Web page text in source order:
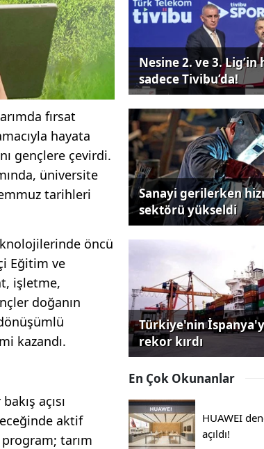
fırsat
hayata
gençlere çevirdi.
üniversite
tarihleri
öncü
Eğitim ve
işletme,
doğanın
kazandı.
açısı
aktif
tarım
Nesine 2. ve 3. Lig’in
sadece Tivibu’da!
Sanayi gerilerken
sektörü yükseldi
Türkiye'nin
rekor kırdı
En Çok Okunanlar
HUAWEI
açıldı!